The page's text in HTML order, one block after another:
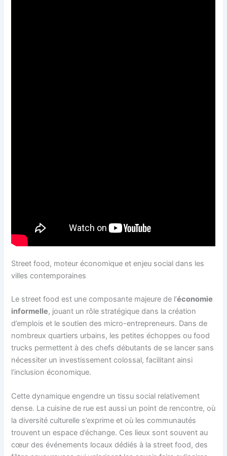
Street food, moteur économique et enjeu social dans les
villes contemporaines
Le street food est une composante majeure de l’économie
informelle, jouant un rôle stratégique dans la création
d’emplois et le soutien des micro-entrepreneurs. Dans de
nombreux quartiers urbains, les petites échoppes ou food
trucks permettent à des chefs débutants de se lancer sans
nécessiter un investissement colossal, facilitant ainsi
l’inclusion économique.
Cette dynamique engendre un tissu social relativement
dense. La cuisine de rue est aussi un point de rencontre, où
la diversité culturelle s’exprime et où les communautés
trouvent un espace d’échange. Ces lieux sont souvent au
cœur des événements locaux dédiés à la street food, des